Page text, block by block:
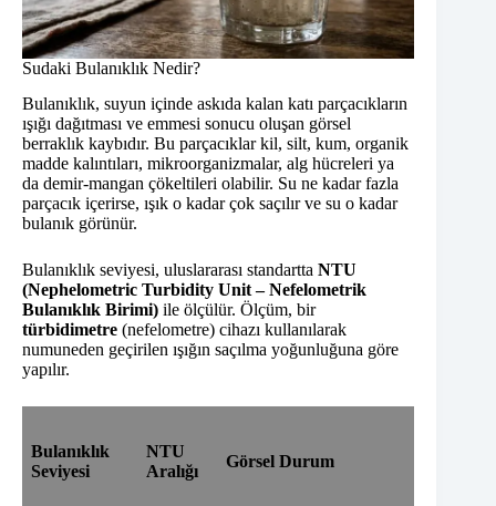
Sudaki Bulanıklık Nedir?
Bulanıklık, suyun içinde askıda kalan katı parçacıkların
ışığı dağıtması ve emmesi sonucu oluşan görsel
berraklık kaybıdır. Bu parçacıklar kil, silt, kum, organik
madde kalıntıları, mikroorganizmalar, alg hücreleri ya
da demir-mangan çökeltileri olabilir. Su ne kadar fazla
parçacık içerirse, ışık o kadar çok saçılır ve su o kadar
bulanık görünür.
Bulanıklık seviyesi, uluslararası standartta NTU
(Nephelometric Turbidity Unit – Nefelometrik
Bulanıklık Birimi) ile ölçülür. Ölçüm, bir
türbidimetre (nefelometre) cihazı kullanılarak
numuneden geçirilen ışığın saçılma yoğunluğuna göre
yapılır.
Bulanıklık
Seviyesi
NTU
Aralığı
Görsel Durum